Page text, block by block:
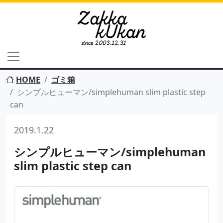
HOME
ゴミ箱
シンプルヒューマン/simplehuman slim plastic step
can
2019.1.22
シンプルヒューマン/simplehuman
slim plastic step can